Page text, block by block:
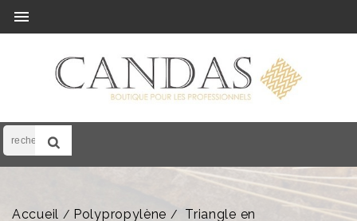

Accueil Polypropylène
Triangle en